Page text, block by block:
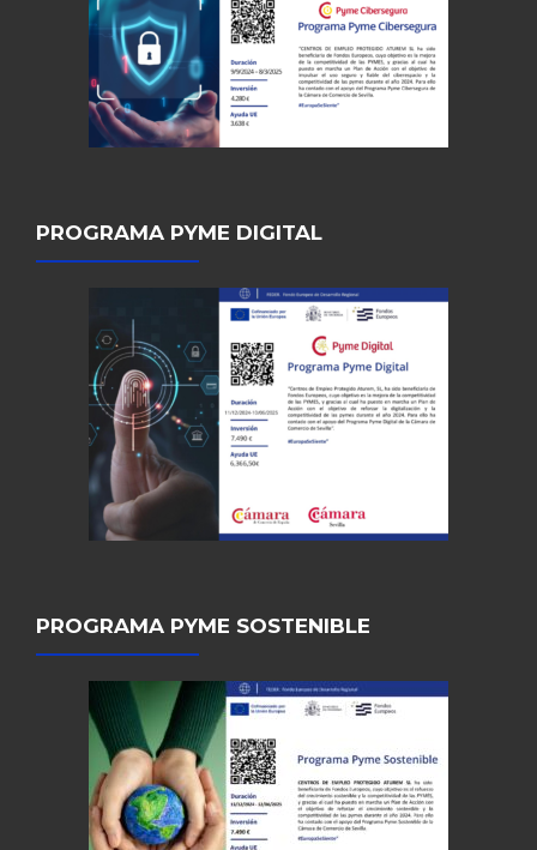
PROGRAMA PYME DIGITAL
PROGRAMA PYME SOSTENIBLE